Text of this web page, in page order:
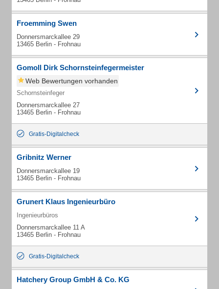
Froemming Swen
Donnersmarckallee 29
13465 Berlin - Frohnau
Gomoll Dirk Schornsteinfegermeister
Web Bewertungen vorhanden
Schornsteinfeger
Donnersmarckallee 27
13465 Berlin - Frohnau
Gratis-Digitalcheck
Gribnitz Werner
Donnersmarckallee 19
13465 Berlin - Frohnau
Grunert Klaus Ingenieurbüro
Ingenieurbüros
Donnersmarckallee 11 A
13465 Berlin - Frohnau
Gratis-Digitalcheck
Hatchery Group GmbH & Co. KG